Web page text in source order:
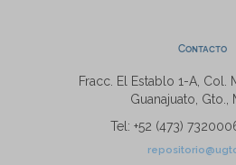
Contacto
Fracc. El Establo 1-A, Col.
Guanajuato, Gto.,
Tel: +52 (473)